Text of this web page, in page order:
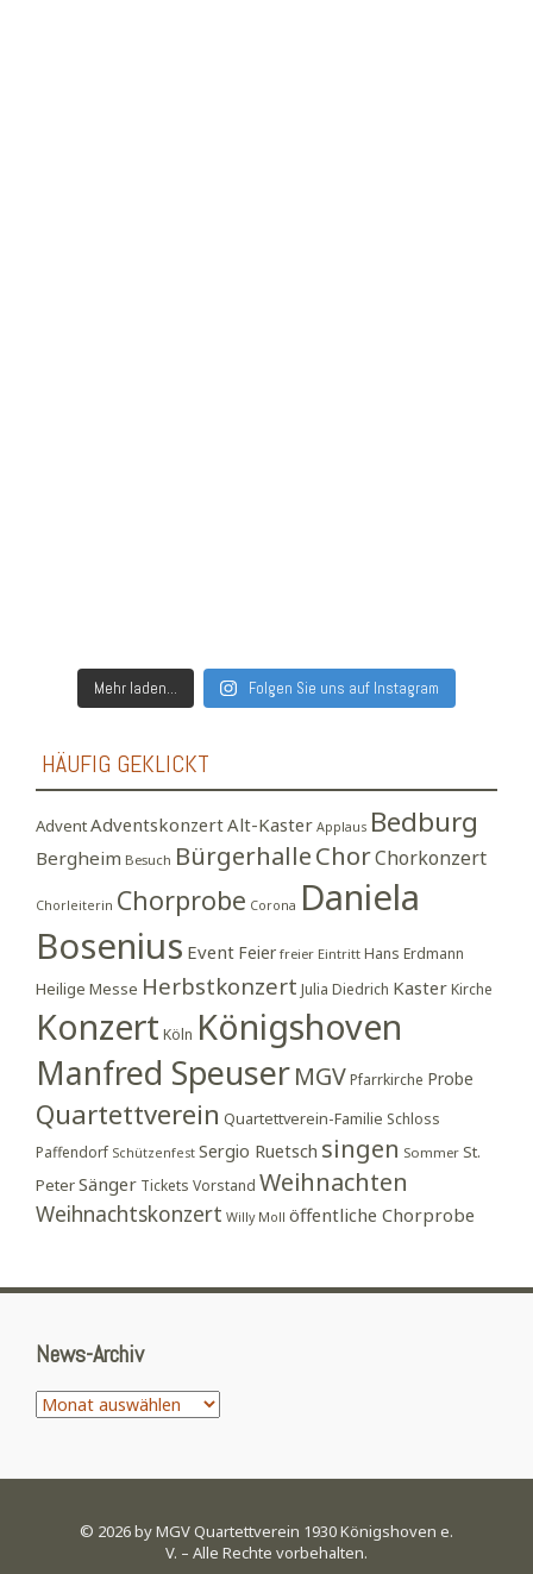
Mehr laden... Folgen Sie uns auf Instagram
HÄUFIG GEKLICKT
AdventAdventskonzertAlt-Kaster Applaus Bedburg
Bergheim Besuch BürgerhalleChorChorkonzert
Chorleiterin Chorprobe Corona Daniela
Bosenius Event Feier freier Eintritt Hans Erdmann
Heilige Messe Herbstkonzert Julia Diedrich KasterKirche
Konzert Köln Königshoven
Manfred SpeuserMGVPfarrkirche Probe
Quartettverein Quartettverein-Familie Schloss
Paffendorf Schützenfest Sergio Ruetsch singen Sommer St.
PeterSänger Tickets Vorstand Weihnachten
Weihnachtskonzert Willy Moll öffentliche Chorprobe
News-Archiv
News-
Archiv
© 2026 by MGV Quartettverein 1930 Königshoven e.
V. – Alle Rechte vorbehalten.